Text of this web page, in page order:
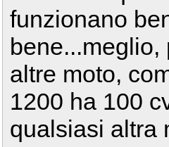
funzionano
altre moto,
1200 ha 100
qualsiasi altra